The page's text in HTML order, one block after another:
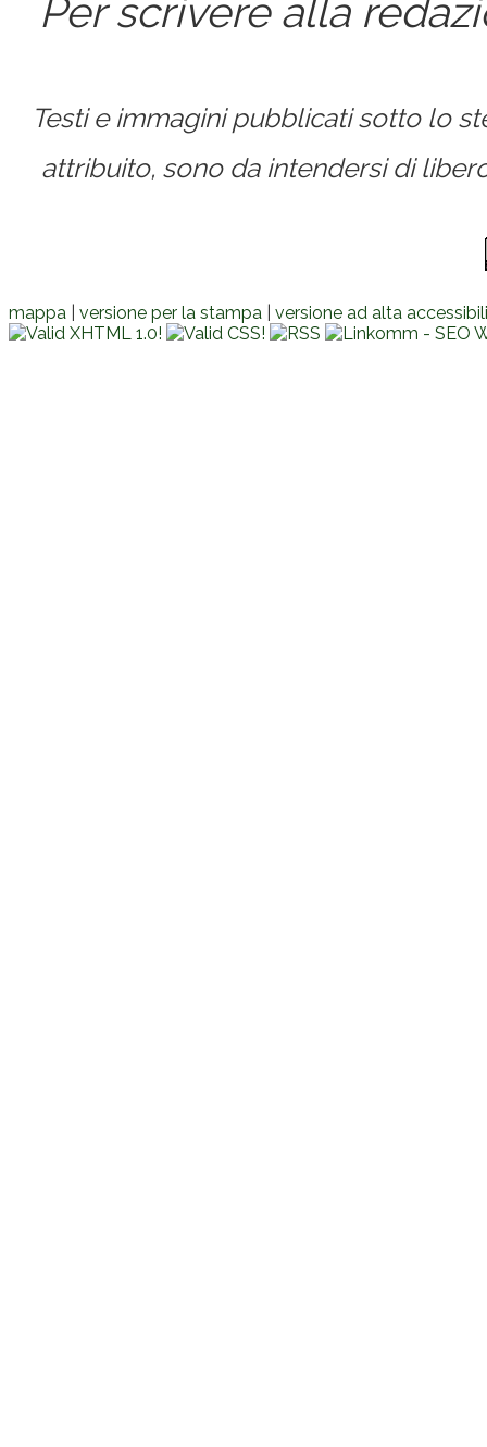
Per scrivere alla
Testi e immagini pubblicati sotto lo
attribuito, sono da intendersi di
mappa versione per la stampa versione ad alta